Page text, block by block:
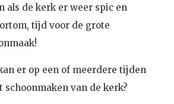
als de kerk er weer spic en
tijd voor de grote
er op een of meerdere tijden
schoonmaken van de kerk?